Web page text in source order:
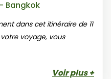
Bangkok
dans cet itinéraire de 11
voyage, vous
Voir plus +